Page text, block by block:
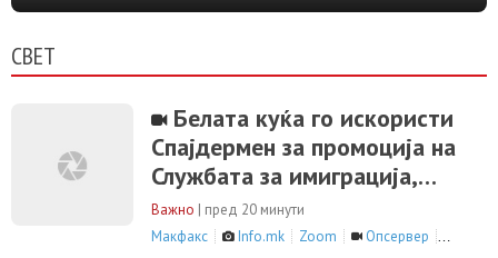
СВЕТ
Белата куќа го искористи
Спајдермен за промоција на
Службата за имиграција,
фановите на Марвел бесни
Важно | пред 20 минути
Макфакс
Info.mk Zoom Опсервер сите 5